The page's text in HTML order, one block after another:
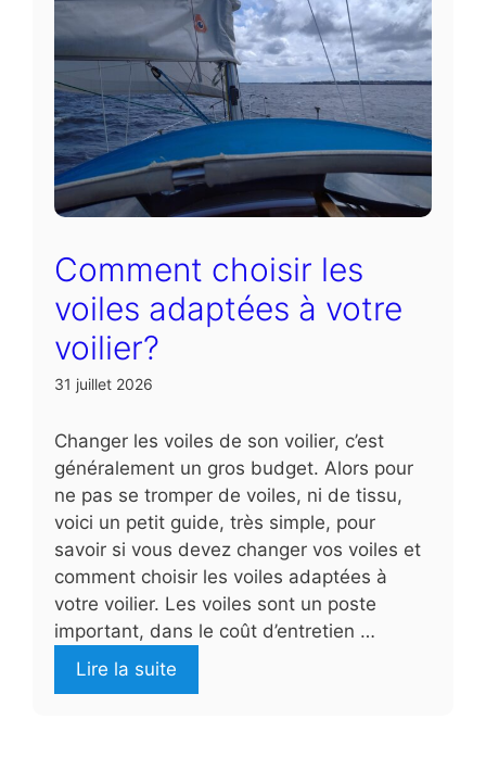
Comment choisir les
voiles adaptées à votre
voilier?
31 juillet 2026
Changer les voiles de son voilier, c’est
généralement un gros budget. Alors pour
ne pas se tromper de voiles, ni de tissu,
voici un petit guide, très simple, pour
savoir si vous devez changer vos voiles et
comment choisir les voiles adaptées à
votre voilier. Les voiles sont un poste
important, dans le coût d’entretien …
Lire la suite